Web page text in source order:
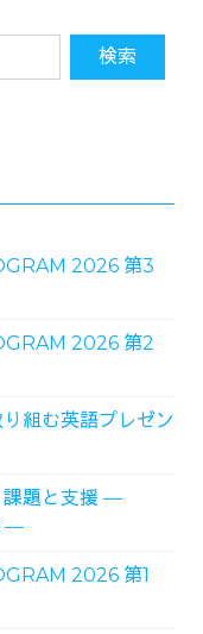
2026 第3
2026 第2
組む英語プレゼン
課題と支援 ―
―
2026 第1